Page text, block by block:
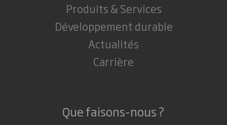
Produits & Services
Développement durable
Actualités
Carrière
Que faisons-nous ?